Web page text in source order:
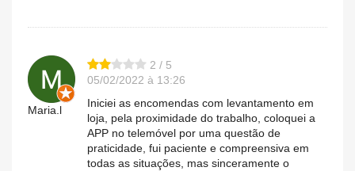
Maria.l
2 / 5
05/02/2022 à 13:26
Iniciei as encomendas com levantamento em
loja, pela proximidade do trabalho, coloquei a
APP no telemóvel por uma questão de
praticidade, fui paciente e compreensiva em
todas as situações, mas sinceramente o